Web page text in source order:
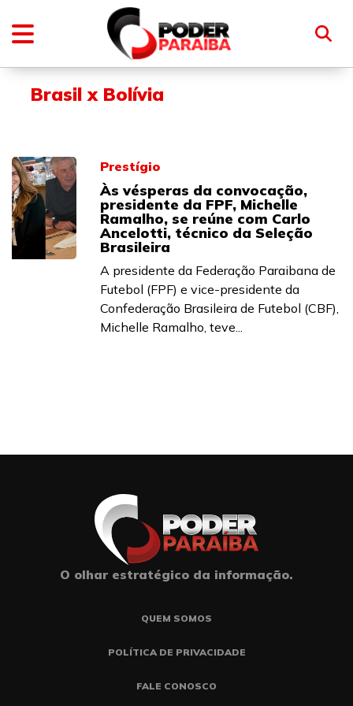
Brasil x Bolívia
Prestígio
Às vésperas da convocação,
presidente da FPF, Michelle
Ramalho, se reúne com Carlo
Ancelotti, técnico da Seleção
Brasileira
A presidente da Federação Paraibana de
Futebol (FPF) e vice-presidente da
Confederação Brasileira de Futebol (CBF),
Michelle Ramalho, teve...
O olhar estratégico da informação.
QUEM SOMOS
POLÍTICA DE PRIVACIDADE
FALE CONOSCO